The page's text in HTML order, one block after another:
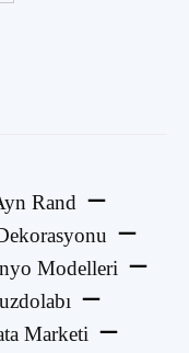
Rand
Modelleri
Marketi